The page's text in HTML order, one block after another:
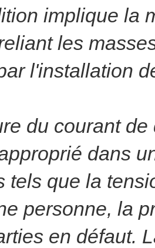
implique la
les
l'installation
du courant
dans
tels que la
personne, la
en défaut.